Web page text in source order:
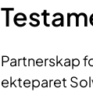
Partnerskap
ekteparet